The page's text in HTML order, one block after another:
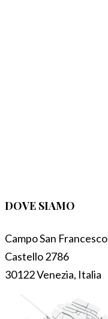
DOVE SIAMO
Campo San Francesco
Castello 2786
30122 Venezia, Italia